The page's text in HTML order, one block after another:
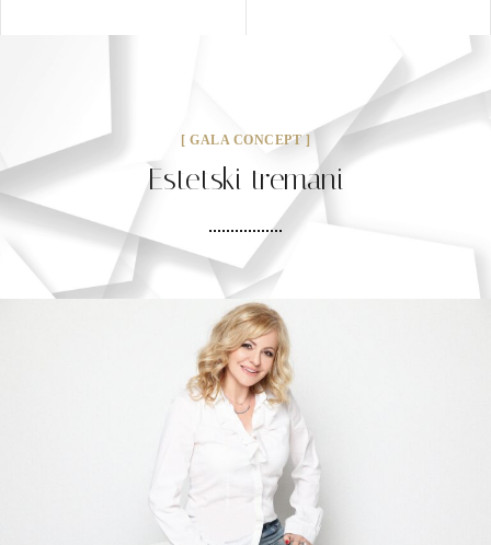
[ GALA CONCEPT ]
Estetski tremani